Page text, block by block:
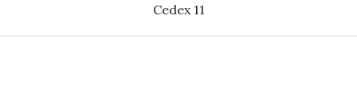
Cedex 11